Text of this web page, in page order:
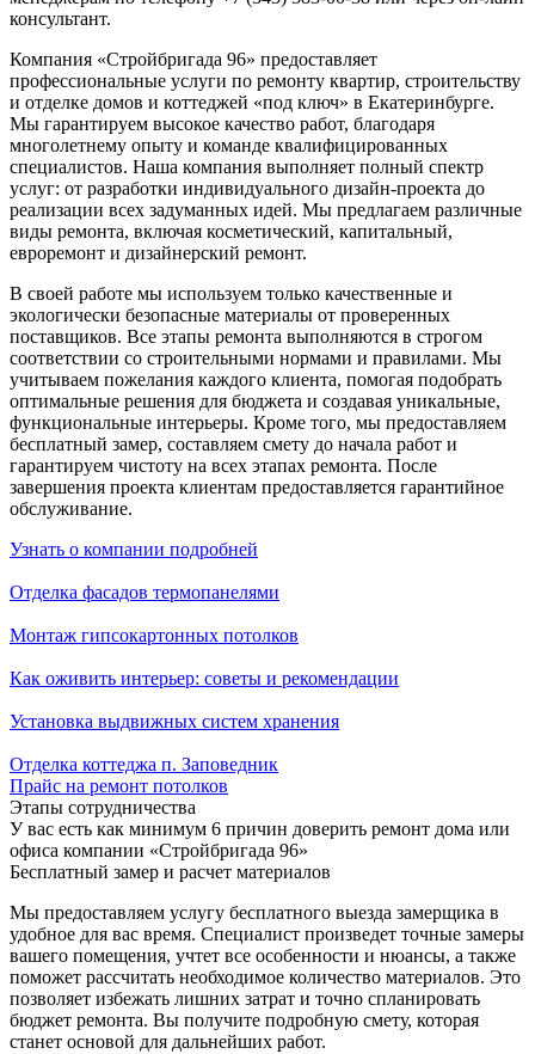
консультант.
Компания «Стройбригада 96» предоставляет
профессиональные услуги по ремонту квартир, строительству
и отделке домов и коттеджей «под ключ» в Екатеринбурге.
Мы гарантируем высокое качество работ, благодаря
многолетнему опыту и команде квалифицированных
специалистов. Наша компания выполняет полный спектр
услуг: от разработки индивидуального дизайн-проекта до
реализации всех задуманных идей. Мы предлагаем различные
виды ремонта, включая косметический, капитальный,
евроремонт и дизайнерский ремонт.
В своей работе мы используем только качественные и
экологически безопасные материалы от проверенных
поставщиков. Все этапы ремонта выполняются в строгом
соответствии со строительными нормами и правилами. Мы
учитываем пожелания каждого клиента, помогая подобрать
оптимальные решения для бюджета и создавая уникальные,
функциональные интерьеры. Кроме того, мы предоставляем
бесплатный замер, составляем смету до начала работ и
гарантируем чистоту на всех этапах ремонта. После
завершения проекта клиентам предоставляется гарантийное
обслуживание.
Узнать о компании подробней
Отделка фасадов термопанелями
Монтаж гипсокартонных потолков
Как оживить интерьер: советы и рекомендации
Установка выдвижных систем хранения
Отделка коттеджа п. Заповедник
Прайс на ремонт потолков
Этапы сотрудничества
У вас есть как минимум 6 причин доверить ремонт дома или
офиса компании «Стройбригада 96»
Бесплатный замер и расчет материалов
Мы предоставляем услугу бесплатного выезда замерщика в
удобное для вас время. Специалист произведет точные замеры
вашего помещения, учтет все особенности и нюансы, а также
поможет рассчитать необходимое количество материалов. Это
позволяет избежать лишних затрат и точно спланировать
бюджет ремонта. Вы получите подробную смету, которая
станет основой для дальнейших работ.